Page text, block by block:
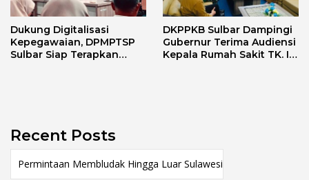
Dukung Digitalisasi
Kepegawaian, DPMPTSP
Sulbar Siap Terapkan
DKPPKB Sulbar Dampingi
Gubernur Terima Audiensi
Kepala Rumah Sakit TK. III
Recent Posts
Permintaan Membludak Hingga Luar Sulawesi